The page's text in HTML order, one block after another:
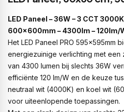
LED Paneel – 36W – 3 CCT
600x600mm – 4300lm – 120lm/
Het LED Paneel PRO 595x595mm
energiezuinige verlichting met
van 4300 lumen bij slechts 36W
efficiënte 120 lm/W en de keuze
neutraal wit (4000K) en koel wit
voor uiteenlopende toepassingen.